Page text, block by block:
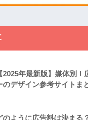
【2025年最新版】媒体別！
のデザイン参考サイトま
のように広告料は決まる